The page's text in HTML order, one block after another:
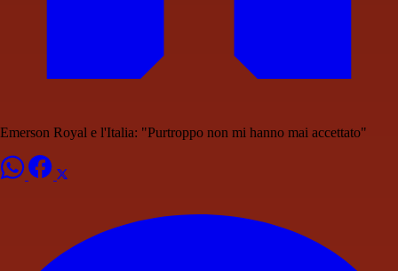
Emerson Royal e l'Italia: "Purtroppo non mi hanno mai accettato"